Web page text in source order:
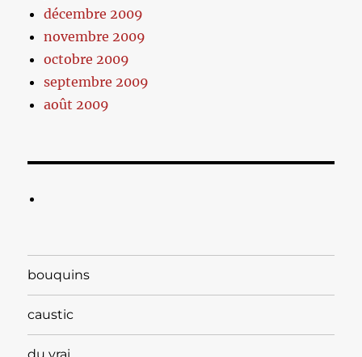
décembre 2009
novembre 2009
octobre 2009
septembre 2009
août 2009
bouquins
caustic